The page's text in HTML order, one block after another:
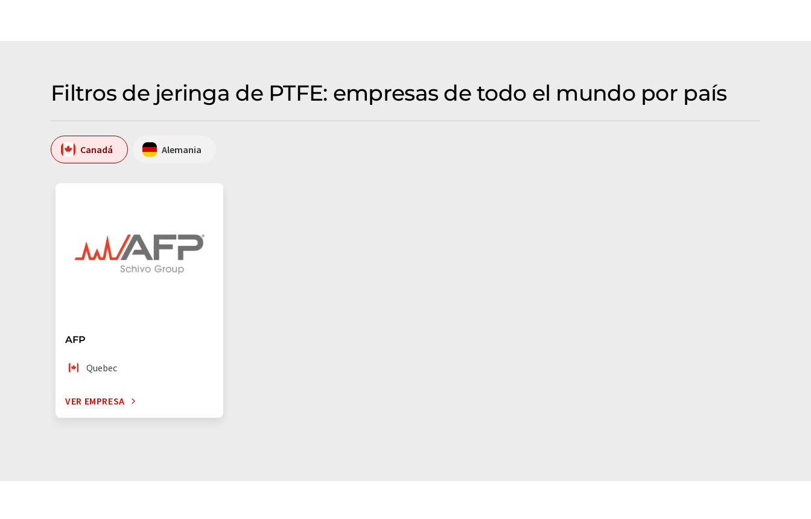
Filtros de jeringa de PTFE: empresas de todo el mundo por país
Canadá Alemania
AFP
Quebec
VER EMPRESA